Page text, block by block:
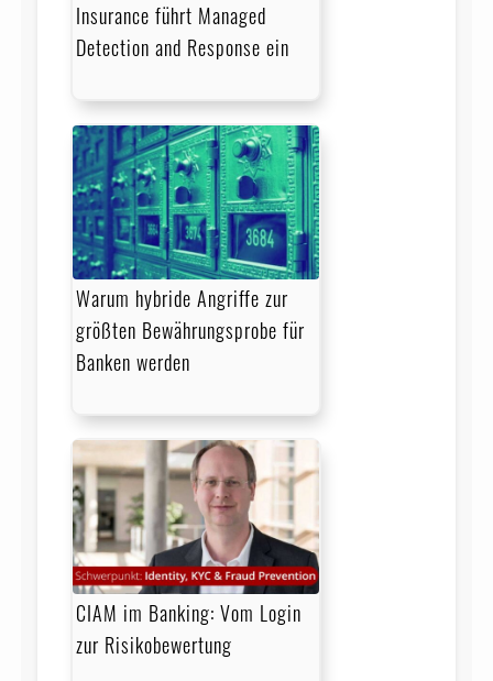
Insurance führt Managed
Detection and Response ein
Warum hybride Angriffe zur
größten Bewährungsprobe für
Banken werden
CIAM im Banking: Vom Login
zur Risikobewertung